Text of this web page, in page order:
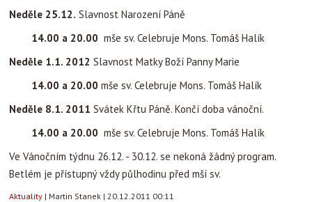
Neděle 25.12. Slavnost Narození Páně
14.00 a 20.00 mše sv. Celebruje Mons. Tomáš Halík
Neděle 1.1. 2012 Slavnost Matky Boží Panny Marie
14.00 a 20.00 mše sv. Celebruje Mons. Tomáš Halík
Neděle 8.1. 2011 Svátek Křtu Páně. Končí doba vánoční.
14.00 a 20.00 mše sv. Celebruje Mons. Tomáš Halík
Ve Vánočním týdnu 26.12. - 30.12. se nekoná žádný program.
Betlém je přístupný vždy půlhodinu před mší sv.
Aktuality | Martin Stanek | 20.12.2011 00:11